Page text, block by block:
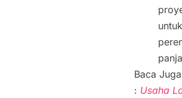
Baca
: Usaha